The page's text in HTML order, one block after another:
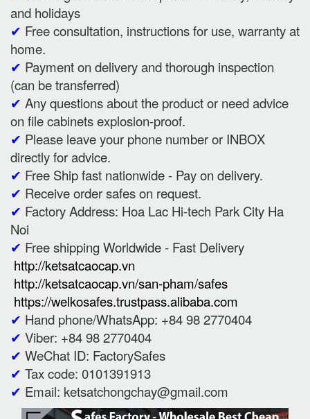
and holidays
✔ Free consultation, instructions for use, warranty at
home.
✔ Payment on delivery and thorough inspection
(can be transferred)
✔ Any questions about the product or need advice
on file cabinets explosion-proof.
✔ Please leave your phone number or INBOX
directly for advice.
✔ Free Ship fast nationwide - Pay on delivery.
✔ Receive order safes on request.
✔ Factory Address: Hoa Lac Hi-tech Park City Ha
Noi
✔ Free shipping Worldwide - Fast Delivery
http://ketsatcaocap.vn
http://ketsatcaocap.vn/san-pham/safes
https://welkosafes.trustpass.alibaba.com
✔ Hand phone/WhatsApp: +84 98 2770404
✔ Viber: +84 98 2770404
✔ WeChat ID: FactorySafes
✔ Tax code: 0101391913
✔ Email: ketsatchongchay@gmail.com